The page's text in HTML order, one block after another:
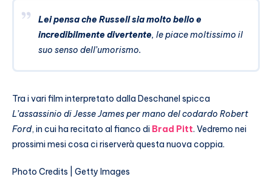
Lei pensa che Russell sia molto bello e
incredibilmente divertente, le piace moltissimo il
suo senso dell’umorismo.
Tra i vari film interpretato dalla Deschanel spicca
L’assassinio di Jesse James per mano del codardo Robert
Ford, in cui ha recitato al fianco di Brad Pitt. Vedremo nei
prossimi mesi cosa ci riserverà questa nuova coppia.
Photo Credits | Getty Images